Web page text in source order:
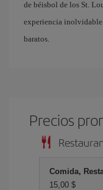
de béisbol de los St.
experiencia
baratos.
Precios
Comida,
15,00 $